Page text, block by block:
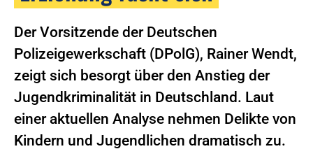
Der Vorsitzende der Deutschen
Polizeigewerkschaft (DPolG), Rainer Wendt,
zeigt sich besorgt über den Anstieg der
Jugendkriminalität in Deutschland. Laut
einer aktuellen Analyse nehmen Delikte von
Kindern und Jugendlichen dramatisch zu.